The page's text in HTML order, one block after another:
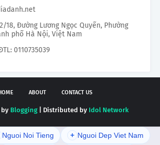
18, Đường Lương Ngọc Quyến, Phường
phố Hà Nội, Việt Nam
0110735039
ABOUT CONTACT US
by Blogging | Distributed by Idol Network
Nguoi Noi Tieng + Nguoi Dep Viet Nam